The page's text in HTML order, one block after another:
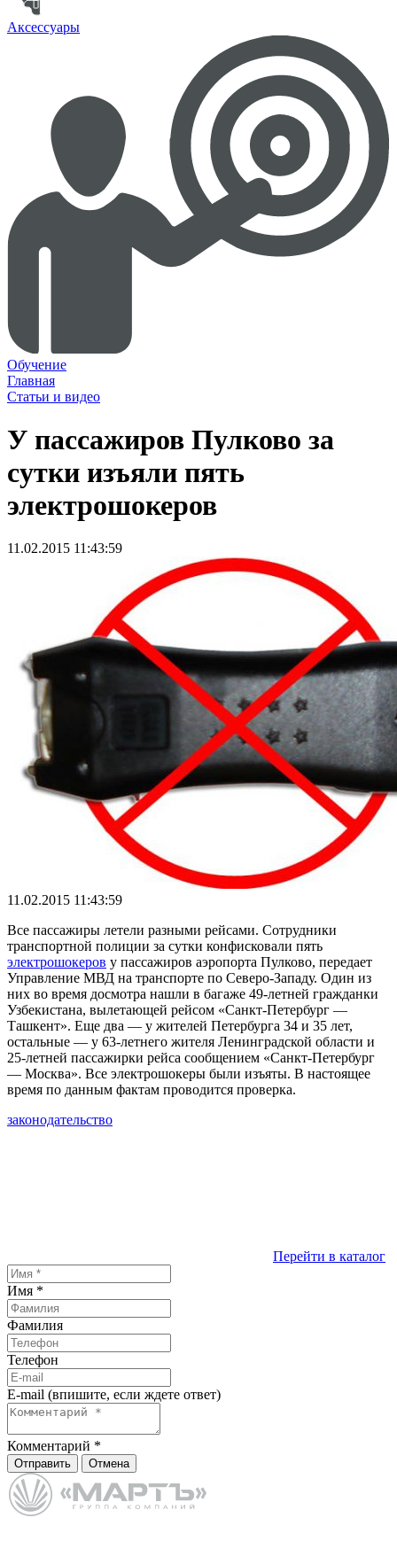
Аксессуары
Обучение
Главная
Статьи и видео
У пассажиров Пулково за
сутки изъяли пять
электрошокеров
11.02.2015 11:43:59
11.02.2015 11:43:59
Все пассажиры летели разными рейсами. Сотрудники
транспортной полиции за сутки конфисковали пять
электрошокеров у пассажиров аэропорта Пулково, передает
Управление МВД на транспорте по Северо-Западу. Один из
них во время досмотра нашли в багаже 49-летней гражданки
Узбекистана, вылетающей рейсом «Санкт-Петербург —
Ташкент». Еще два — у жителей Петербурга 34 и 35 лет,
остальные — у 63-летнего жителя Ленинградской области и
25-летней пассажирки рейса сообщением «Санкт-Петербург
— Москва». Все электрошокеры были изъяты. В настоящее
время по данным фактам проводится проверка.
законодательство
Перейти в каталог
Имя *
Фамилия
Телефон
E-mail (впишите, если ждете ответ)
Комментарий *
Отправить Отмена